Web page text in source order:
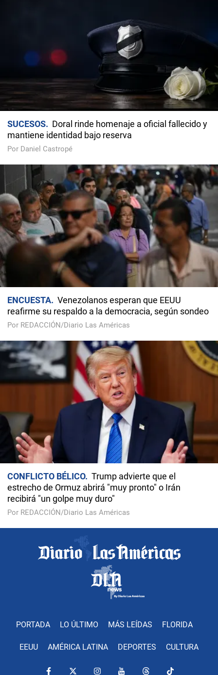
SUCESOS
Doral rinde homenaje a oficial fallecido y
mantiene identidad bajo reserva
Por Daniel Castropé
ENCUESTA
Venezolanos esperan que EEUU
reafirme su respaldo a la democracia, según sondeo
Por REDACCIÓN/Diario Las Américas
CONFLICTO BÉLICO
Trump advierte que el
estrecho de Ormuz abrirá "muy pronto" o Irán
recibirá "un golpe muy duro"
Por REDACCIÓN/Diario Las Américas
PORTADA LO ÚLTIMO MÁS LEÍDAS FLORIDA
EEUU AMÉRICA LATINA DEPORTES CULTURA